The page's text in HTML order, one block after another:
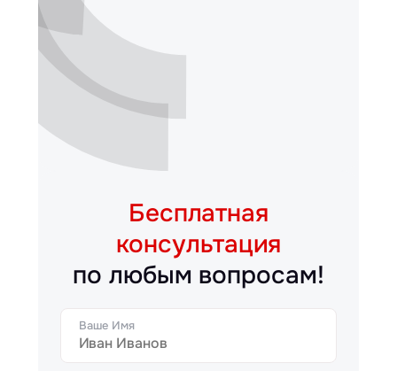
Бесплатная
консультация
по любым вопросам!
Ваше Имя